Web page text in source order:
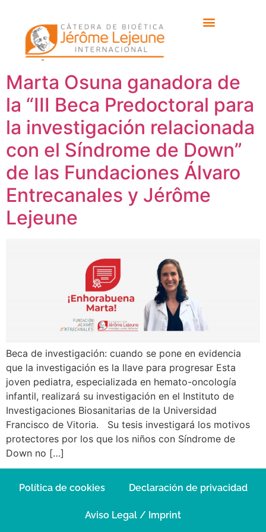
Etiqueta: Blanca
López-Ibor Aliño
Marta Osuna ganadora de
la “III Beca Predoctoral para
la investigación relacionada
con el Síndrome de Down”
de las Fundaciones Álvaro
Entrecanales y Jérôme
Lejeune
Beca de investigación: cuando se pone en evidencia
que la investigación es la llave para progresar Esta
joven pediatra, especializada en hemato-oncología
infantil, realizará su investigación en el Instituto de
Investigaciones Biosanitarias de la Universidad
Francisco de Vitoria. Su tesis investigará los motivos
protectores por los que los niños con Síndrome de
Down no […]
Política de cookies Declaración de privacidad
Aviso Legal / Imprint